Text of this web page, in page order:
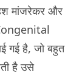
मांजरेकर और
गई है, जो बहुत
है उसे